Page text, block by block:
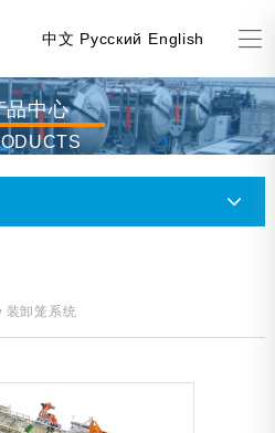
中文 Русский English
品中心
）
装卸笼系统